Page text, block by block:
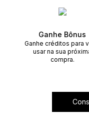
Ganhe Bônus
Ganhe créditos para
usar na sua
compra.